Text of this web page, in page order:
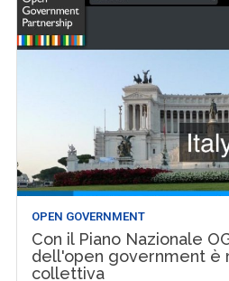
OPEN GOVERNMENT
Con il Piano Nazionale
dell'open government è
collettiva